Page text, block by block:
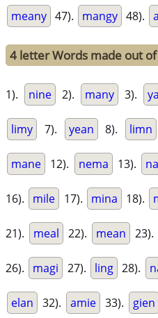
meany 47). mangy 48).
4 letter Words made out
1). nine 2). many 3).
limy 7). yean 8). limn
mane 12). nema 13).
16). mile 17). mina 18).
21). meal 22). mean 23).
26). magi 27). ling 28).
elan 32). amie 33). gien